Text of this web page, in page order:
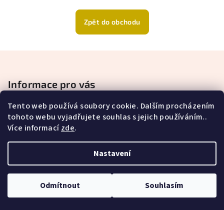
Tento web používá soubory cookie. Dalším procházením
tohoto webu vyjadřujete souhlas s jejich používáním..
Více informacízde.
Nastavení
Odmítnout Souhlasím
Zpět do obchodu
p
a
Informace pro vás
Doprava a platba
Obchodní podmínky
Podmínky ochrany osobních údajů
Copyright 2026Klára Vavrišinová - Isisterapie. Všechna
práva vyhrazena.